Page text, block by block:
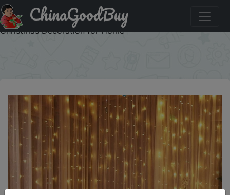
Акція на 3M LED Fairy Lights Garland Led Festoon Curtain
Lamp Remote Control USB Curtains String Lights
Christmas Decoration for Home
ChinaGoodBuy